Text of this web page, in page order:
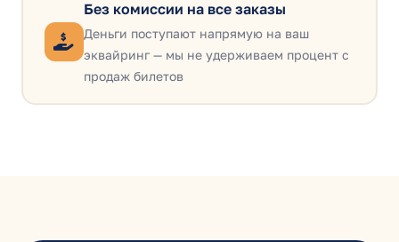
Без комиссии на все заказы
Деньги поступают напрямую на ваш
эквайринг — мы не удерживаем процент с
продаж билетов